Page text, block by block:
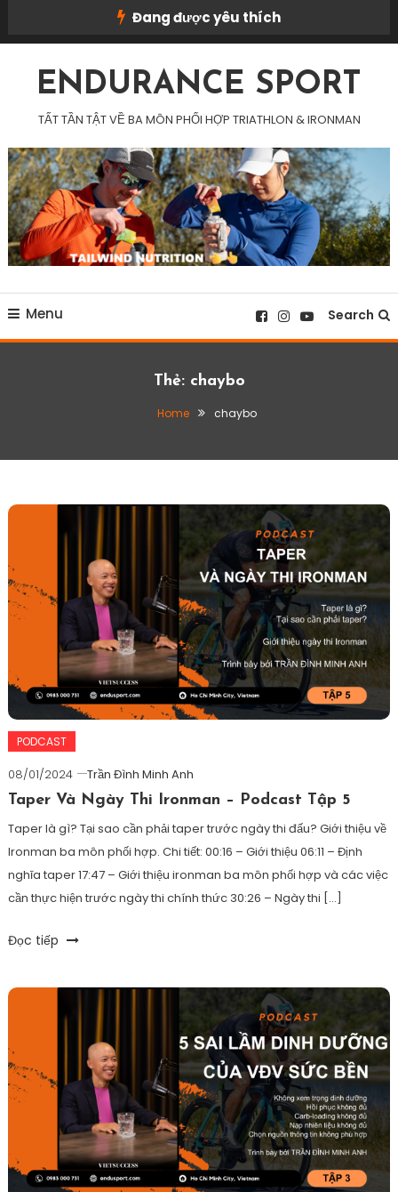
Đang được yêu thích
ENDURANCE SPORT
TẤT TẦN TẬT VỀ BA MÔN PHỐI HỢP TRIATHLON & IRONMAN
Menu Search
Thẻ: chaybo
Home chaybo
PODCAST
08/01/2024
Trần Đình Minh Anh
Taper Và Ngày Thi Ironman – Podcast Tập 5
Taper là gì? Tại sao cần phải taper trước ngày thi đấu? Giới thiệu về
Ironman ba môn phối hợp. Chi tiết: 00:16 – Giới thiệu 06:11 – Định
nghĩa taper 17:47 – Giới thiệu ironman ba môn phối hợp và các việc
cần thực hiện trước ngày thi chính thức 30:26 – Ngày thi […]
Tagged
boidapchay
ironman
triathlon
Đọc tiếp